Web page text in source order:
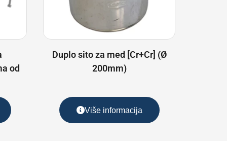
od
Duplo sito za med [Cr+Cr] (Ø
200mm)
Više informacija